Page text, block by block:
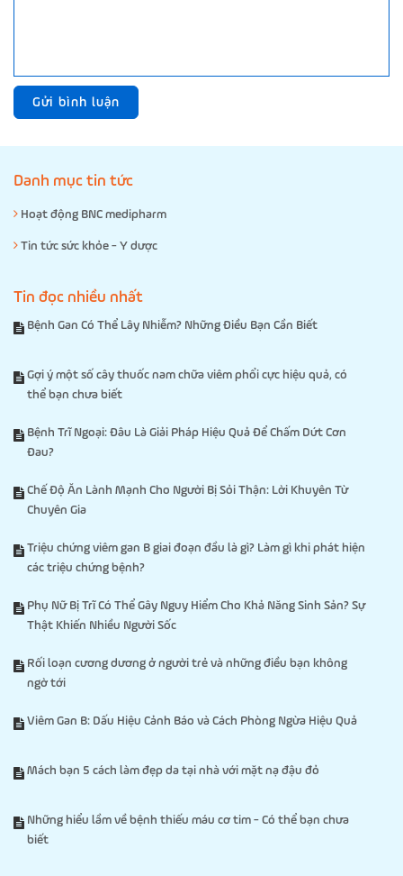
Gửi bình luận
Danh mục tin tức
Hoạt động BNC medipharm
Tin tức sức khỏe - Y dược
Tin đọc nhiều nhất
Bệnh Gan Có Thể Lây Nhiễm? Những Điều Bạn Cần Biết
Gợi ý một số cây thuốc nam chữa viêm phổi cực hiệu quả, có
thể bạn chưa biết
Bệnh Trĩ Ngoại: Đâu Là Giải Pháp Hiệu Quả Để Chấm Dứt Cơn
Đau?
Chế Độ Ăn Lành Mạnh Cho Người Bị Sỏi Thận: Lời Khuyên Từ
Chuyên Gia
Triệu chứng viêm gan B giai đoạn đầu là gì? Làm gì khi phát hiện
các triệu chứng bệnh?
Phụ Nữ Bị Trĩ Có Thể Gây Nguy Hiểm Cho Khả Năng Sinh Sản? Sự
Thật Khiến Nhiều Người Sốc
Rối loạn cương dương ở người trẻ và những điều bạn không
ngờ tới
Viêm Gan B: Dấu Hiệu Cảnh Báo và Cách Phòng Ngừa Hiệu Quả
Mách bạn 5 cách làm đẹp da tại nhà với mặt nạ đậu đỏ
Những hiểu lầm về bệnh thiếu máu cơ tim - Có thể bạn chưa
biết